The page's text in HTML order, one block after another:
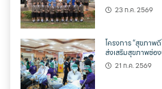
23 ก.ค. 2569
โครงการ “สุขภาพ
ส่งเสริมสุขภาพช่อ
21 ก.ค. 2569